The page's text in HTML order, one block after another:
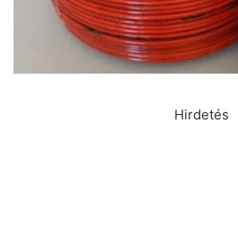
Hirdetés